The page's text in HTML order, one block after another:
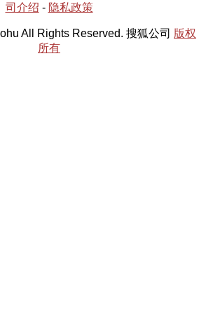
司介绍 - 隐私政策
All Rights Reserved. 搜狐公司 版权
所有